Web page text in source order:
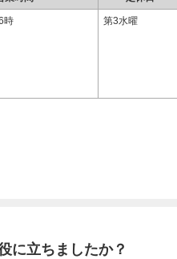
時 第3水曜
に立ちましたか？